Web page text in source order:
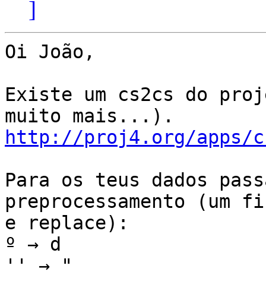
]
Oi João,
Existe um cs2cs do
http://proj4.org/apps/
Para os teus dados
preprocessamento (um
e replace):
º → d
'' → "